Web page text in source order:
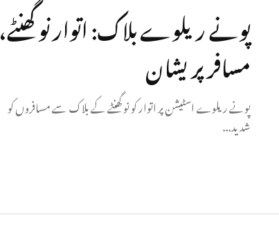
پونے ریلوے بلاک: اتوار نو گھنٹے،
مسافر پریشان
پونے ریلوے اسٹیشن پر اتوار کو نو گھنٹے کے بلاک سے مسافروں کو
شدید...